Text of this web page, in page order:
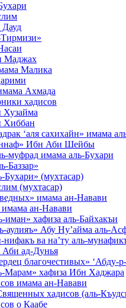
Маджах
Малика
Ахмада
хадисов
Хиббан
‘аля сахихайн» имама
Ибн Аби Шейбы
муфрад имама аль-Бухари
Баззар»
Бухари» (мухтасар)
(мухтасар)
имама ан-Навави
ан-Навави
иман» хафиза аль-Байхакъи
аулияъ» Абу Ну’айма аль-
ва на’ту аль-
ад-Дунья
благочестивых» ‘Абду-
Марам» хафиза Ибн Хаджара
имама ан-Навави
хадисов (аль-
о Каабе